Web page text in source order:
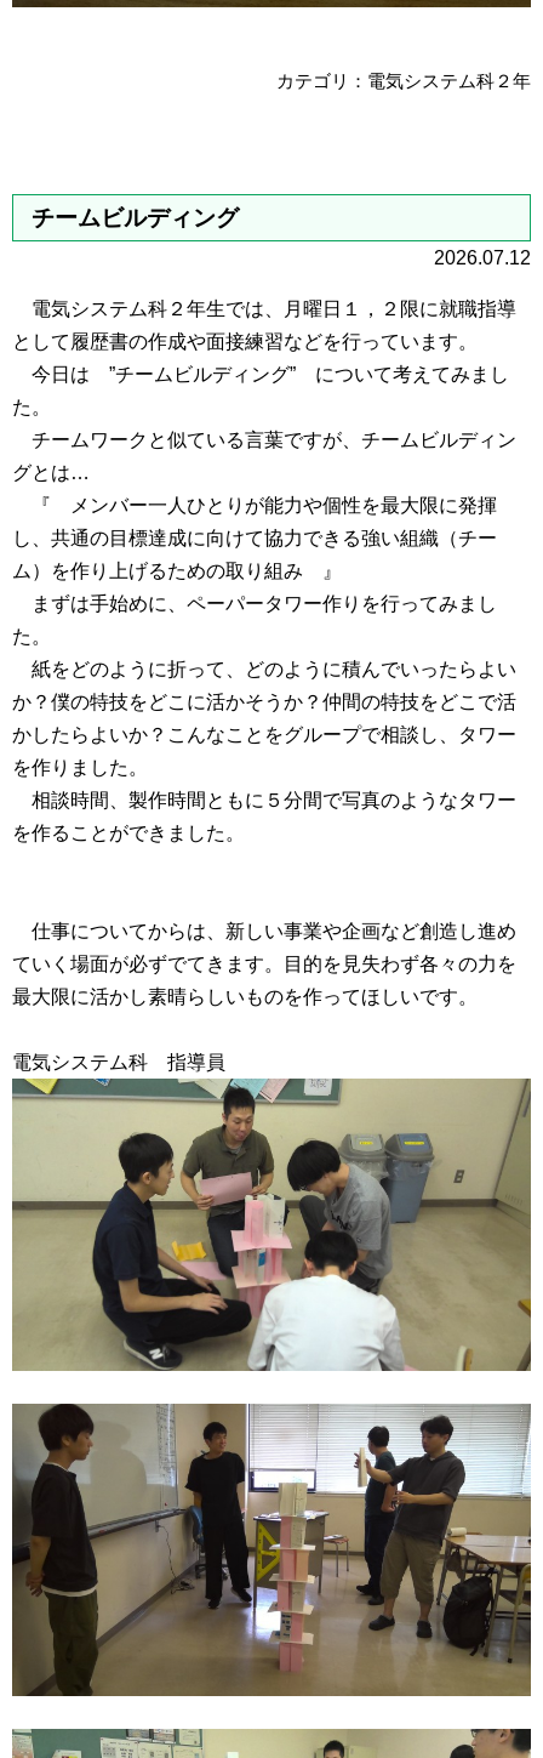
カテゴリ：電気システム科２年
チームビルディング
2026.07.12
電気システム科２年生では、月曜日１，２限に就職指導
として履歴書の作成や面接練習などを行っています。
今日は ”チームビルディング” について考えてみまし
た。
チームワークと似ている言葉ですが、チームビルディン
グとは…
『 メンバー一人ひとりが能力や個性を最大限に発揮
し、共通の目標達成に向けて協力できる強い組織（チー
ム）を作り上げるための取り組み 』
まずは手始めに、ペーパータワー作りを行ってみまし
た。
紙をどのように折って、どのように積んでいったらよい
か？僕の特技をどこに活かそうか？仲間の特技をどこで活
かしたらよいか？こんなことをグループで相談し、タワー
を作りました。
相談時間、製作時間ともに５分間で写真のようなタワー
を作ることができました。
仕事についてからは、新しい事業や企画など創造し進め
ていく場面が必ずでてきます。目的を見失わず各々の力を
最大限に活かし素晴らしいものを作ってほしいです。
電気システム科 指導員